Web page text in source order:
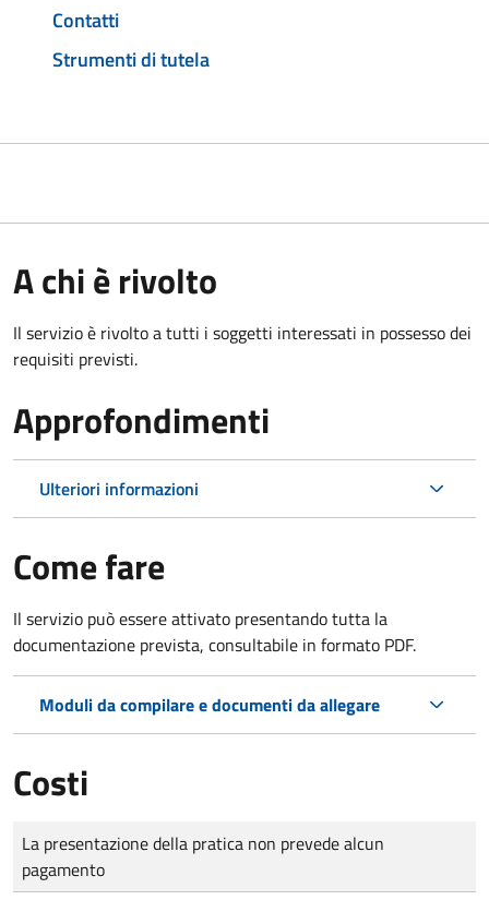
Contatti
Strumenti di tutela
A chi è rivolto
Il servizio è rivolto a tutti i soggetti interessati in possesso dei
requisiti previsti.
Approfondimenti
Ulteriori informazioni
Come fare
Il servizio può essere attivato presentando tutta la
documentazione prevista, consultabile in formato PDF.
Moduli da compilare e documenti da allegare
Costi
Tipo di pagamento
Importo
La presentazione della pratica non prevede alcun
pagamento